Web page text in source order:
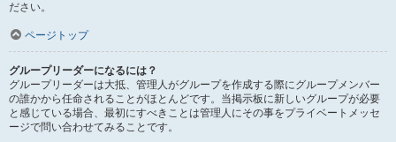
ださい。
ページトップ
グループリーダーになるには？
グループリーダーは大抵、管理人がグループを作成する際にグループメンバー
の誰かから任命されることがほとんどです。当掲示板に新しいグループが必要
と感じている場合、最初にすべきことは管理人にその事をプライベートメッセ
ージで問い合わせてみることです。